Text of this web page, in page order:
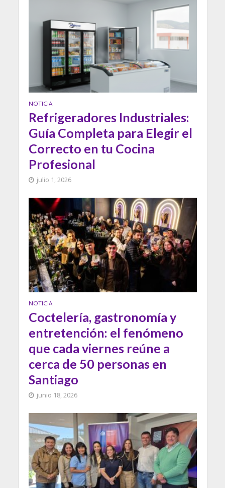
NOTICIA
Refrigeradores Industriales:
Guía Completa para Elegir el
Correcto en tu Cocina
Profesional
julio 1, 2026
NOTICIA
Coctelería, gastronomía y
entretención: el fenómeno
que cada viernes reúne a
cerca de 50 personas en
Santiago
junio 18, 2026